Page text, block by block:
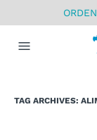
TAG ARCHIVES: